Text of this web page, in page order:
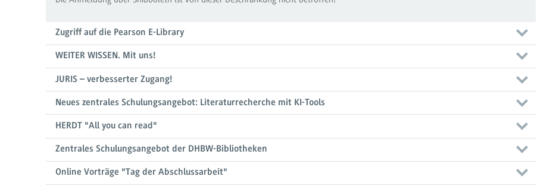
Zugriff auf die Pearson E-Library
WEITER WISSEN. Mit uns!
JURIS – verbesserter Zugang!
Neues zentrales Schulungsangebot: Literaturrecherche mit KI-Tools
HERDT "All you can read"
Zentrales Schulungsangebot der DHBW-Bibliotheken
Online Vorträge "Tag der Abschlussarbeit"